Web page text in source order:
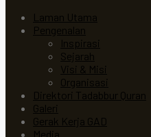
Laman Utama
Pengenalan
Inspirasi
Sejarah
Visi & Misi
Organisasi
Direktori Tadabbur Quran
Galeri
Gerak Kerja GAD
Media